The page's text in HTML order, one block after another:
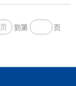
到第 页